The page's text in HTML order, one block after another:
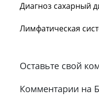
Диагноз сахарный
Лимфатическая
Оставьте свой
Комментарии на